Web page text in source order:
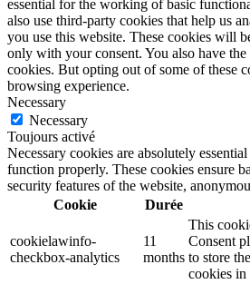
essential for the working of basic
also use third-party cookies that help us
you use this website. These cookies will
only with your consent. You also have
cookies. But opting out of some of these
browsing experience.
Necessary
Necessary
Toujours activé
Necessary cookies are absolutely
function properly. These cookies ensure
security features of the website,
Cookie
Durée
cookielawinfo-
checkbox-analytics
11
months
This
Consent
to store
cookies